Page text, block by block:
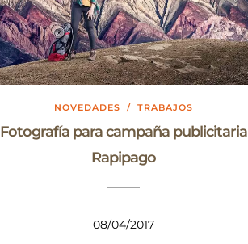
NOVEDADES /TRABAJOS
Fotografía para campaña publicitaria
Rapipago
08/04/2017